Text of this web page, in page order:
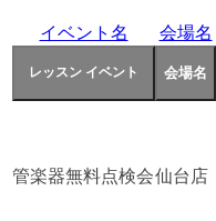
イベント名 会場名
管楽器無料点検会仙台店